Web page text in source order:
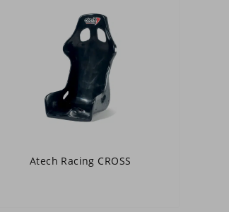
Atech Racing CROSS